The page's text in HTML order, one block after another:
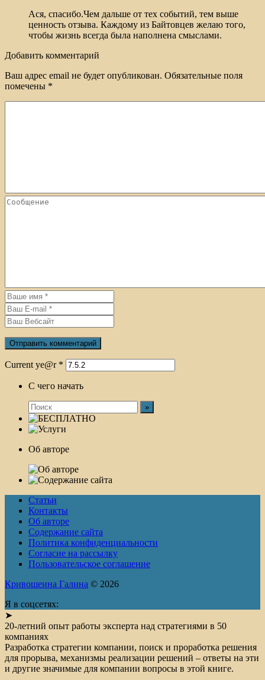
Ася, спасибо.Чем дальше от тех событий, тем выше
ценность отзыва. Каждому из Байтовцев желаю того,
чтобы жизнь всегда была наполнена смыслами.
Добавить комментарий
Ваш адрес email не будет опубликован. Обязательные поля
помечены *
Current ye@r *
С чего начать
Об авторе
Статьи
Контакты
Об авторе
Содержание сайта
Политика конфиденциальности
Согласие на рассылку
Пользовательское соглашение
Кривошеина Галина © 2026
Я в соцсетях:
➤
20-летний опыт работы эксперта над стратегиями в 50
компаниях
Разработка стратегии компании, поиск и проработка решения
для прорыва, механизмы реализации решений – ответы на эти
и другие значимые для компании вопросы в этой книге.